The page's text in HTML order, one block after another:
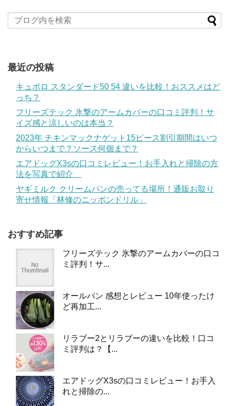
最近の投稿
キュボロ スタンダード50 54 違いを比較！おススメはど
っち？
フリーズテック 氷撃のアームカバーの口コミ評判！サ
イズ感と涼しいのは本当？
2023年 チキンマックナゲット15ピース割引期間はいつ
からいつまで？ソース何個まで？
エアドッグX3sの口コミレビュー！お手入れと掃除の方
法を写真で紹介
ヤギミルク クリームパンの売ってる場所！通販お取り
寄せ情報「林修のニッポンドリル」
おすすめ記事
フリーズテック 氷撃のアームカバーの口コ
ミ評判！サ...
オールパン 感想とレビュー 10年使ったけ
ど再加工...
リラブー2とリラブーの違いを比較！口コ
ミ評判は？【...
エアドッグX3sの口コミレビュー！お手入
れと掃除の...